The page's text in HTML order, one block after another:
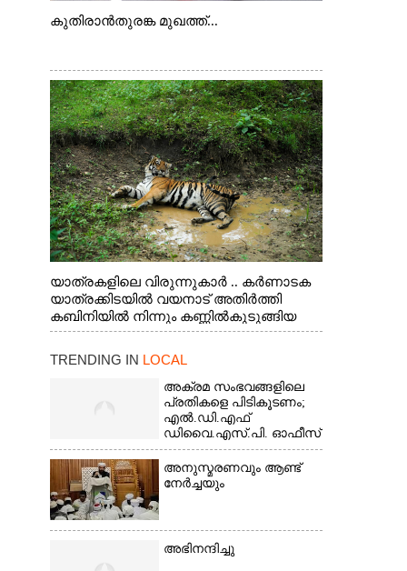
കുതിരാൻതുരങ്ക മുഖത്ത്...
യാത്രകളിലെ വിരുന്നുകാർ .. കർണാടക
യാത്രക്കിടയിൽ വയനാട് അതിർത്തി
കബിനിയിൽ നിന്നും കണ്ണിൽകുടുങ്ങിയ
കടുവ.
TRENDING IN LOCAL
അക്രമ സംഭവങ്ങളിലെ
പ്രതികളെ പിടികൂടണം;
എൽ.ഡി.എഫ്
ഡിവൈ.എസ്.പി. ഓഫീസ്
മാർച്ച്
അനുസ്മരണവും ആണ്ട്
നേർച്ചയും
അഭിനന്ദിച്ചു